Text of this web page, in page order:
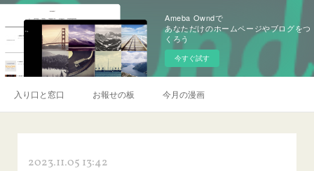
Ameba Owndで
あなただけのホームページやブログをつ
くろう
今すぐ試す
入り口と窓口 お報せの板 今月の漫画
2023.11.05 13:42